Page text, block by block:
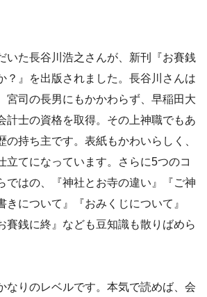
いた長谷川浩之さんが、新刊『お賽銭
？』を出版されました。長谷川さんは
宮司の長男にもかかわらず、早稲田大
計士の資格を取得。その上神職でもあ
の持ち主です。表紙もかわいらしく、
立てになっています。さらに5つのコ
ではの、『神社とお寺の違い』『ご神
きについて』『おみくじについて』
賽銭に終』なども豆知識も散りばめら
なりのレベルです。本気で読めば、会